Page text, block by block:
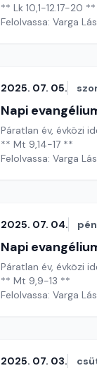
** Lk 10,1-12.17-20 **
Felolvassa: Varga
2025. 07. 05.
Napi
Páratlan év, évközi
** Mt 9,14-17 **
Felolvassa: Varga
2025. 07. 04.
Napi
Páratlan év, évközi
** Mt 9,9-13 **
Felolvassa: Varga
2025. 07. 03.